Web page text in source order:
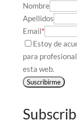
Nombre
Apellidos
Email*
Estoy de
para
esta web.
Suscribirme